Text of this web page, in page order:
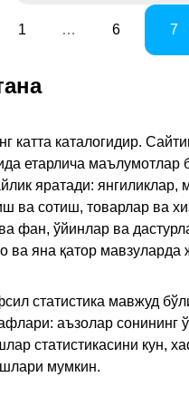
1 … 6 7
катта каталогидир.
етарлича
яратади:
ва сотиш, товарлар ва
фан, ўйинлар ва
ва яна қатор мавзуларда
статистика мавжуд
аъзолар сонининг
статистикасини кун,
мумкин.